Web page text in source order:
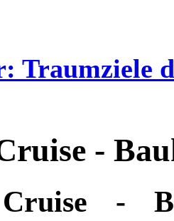
Traumziele
-
-